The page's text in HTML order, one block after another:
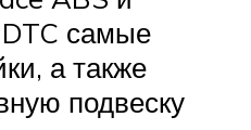
самые
а также
подвеску